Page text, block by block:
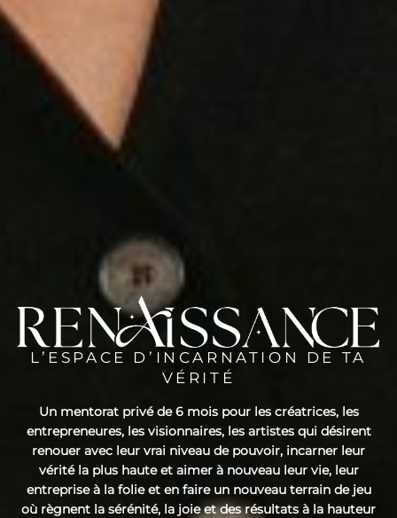
L’ESPACE D’INCARNATION DE TA
VÉRITÉ
Un mentorat privé de 6 mois pour les créatrices, les
entrepreneures, les visionnaires, les artistes qui désirent
renouer avec leur vrai niveau de pouvoir, incarner leur
vérité la plus haute et aimer à nouveau leur vie, leur
entreprise à la folie et en faire un nouveau terrain de jeu
où règnent la sérénité, la joie et des résultats à la hauteur